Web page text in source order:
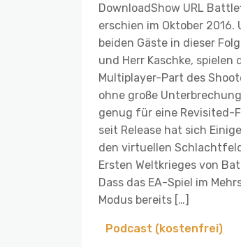
DownloadShow URL
erschien im Oktober 2016.
beiden Gäste in dieser
und Herr Kaschke, spielen
Multiplayer-Part des
ohne große
genug für eine Revisited-
seit Release hat sich
den virtuellen
Ersten Weltkrieges von
Dass das EA-Spiel im
Modus bereits […]
Podcast (kostenfrei)